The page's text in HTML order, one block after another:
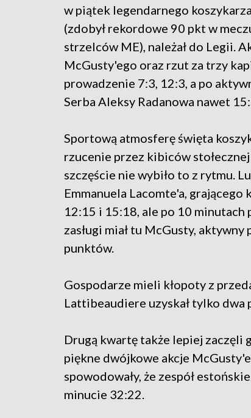
w piątek legendarnego
(zdobył rekordowe 90 pkt w
strzelców ME), należał do Legii.
McGusty'ego oraz rzut za trzy
prowadzenie 7:3, 12:3, a po
Serba Aleksy Radanowa nawet
Sportową atmosferę święta
rzucenie przez kibiców
szczęście nie wybiło to z rytmu.
Emmanuela Lacomte'a, grającego
12:15 i 15:18, ale po 10 minutach
zasługi miał tu McGusty,
punktów.
Gospodarze mieli kłopoty z
Lattibeaudiere uzyskał tylko dwa
Drugą kwartę także lepiej
piękne dwójkowe akcje
spowodowały, że zespół
minucie 32:22.